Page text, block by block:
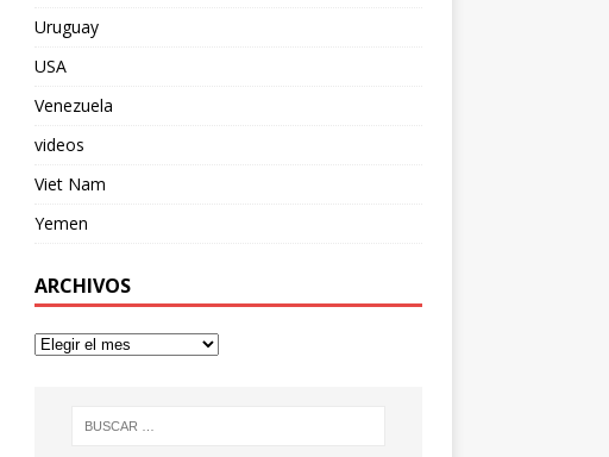
Uruguay
USA
Venezuela
videos
Viet Nam
Yemen
ARCHIVOS